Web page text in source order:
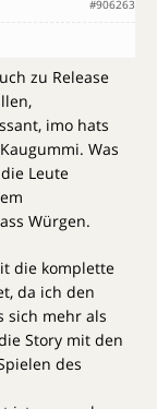
#906263
zu Release
imo hats
Was
Leute
Würgen.
die komplette
da ich den
sich mehr als
Story mit den
des